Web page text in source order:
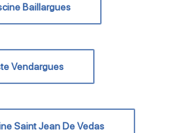
Baillargues
Vendargues
Saint Jean De Vedas